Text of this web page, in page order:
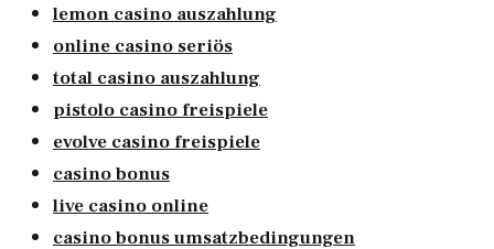
lemon casino auszahlung
online casino seriös
total casino auszahlung
pistolo casino freispiele
evolve casino freispiele
casino bonus
live casino online
casino bonus umsatzbedingungen